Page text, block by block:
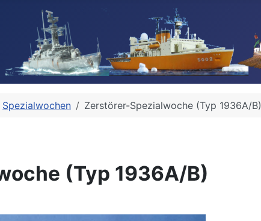
Spezialwochen Zerstörer-Spezialwoche (Typ 1936A/B)
(Typ 1936A/B)